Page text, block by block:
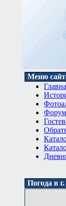
Меню
Форум
Погода в